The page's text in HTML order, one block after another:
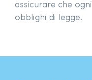
assicurare che
obblighi di legge.